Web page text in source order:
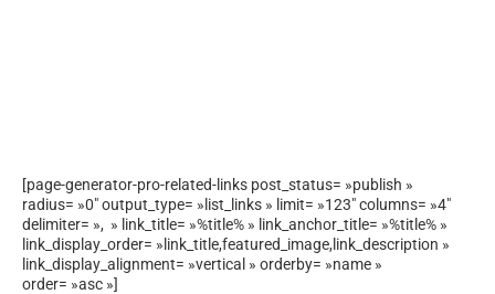
[page-generator-pro-related-links post_status= »publish »
radius= »0″ output_type= »list_links » limit= »123″ columns= »4″
delimiter= », » link_title= »%title% » link_anchor_title= »%title% »
link_display_order= »link_title,featured_image,link_description »
link_display_alignment= »vertical » orderby= »name »
order= »asc »]